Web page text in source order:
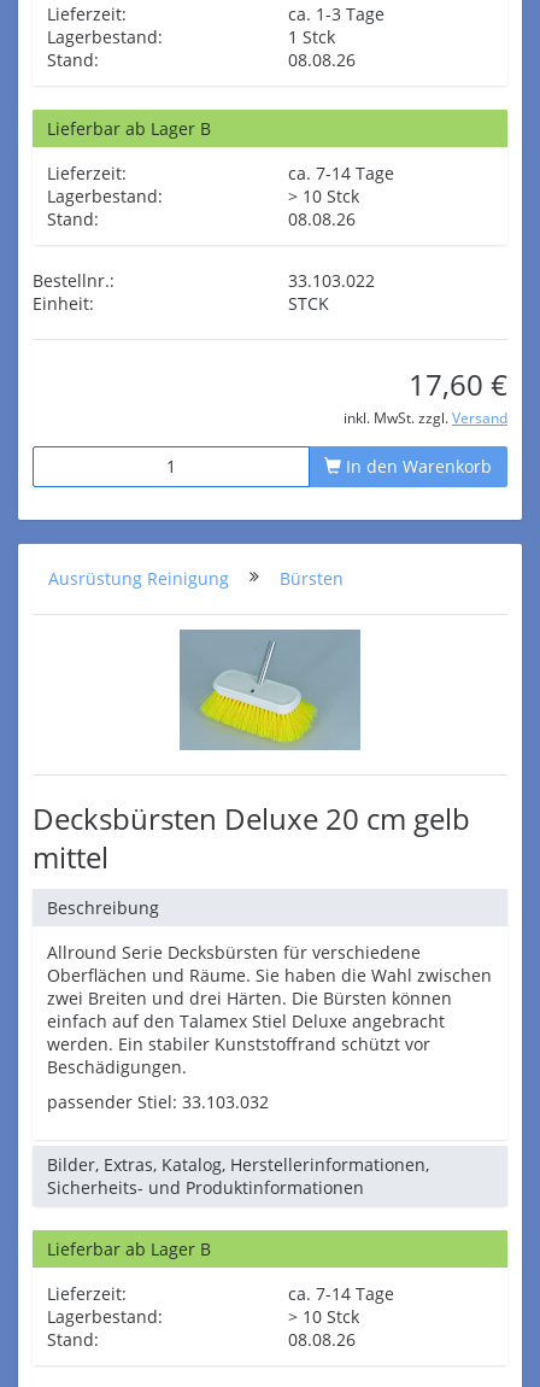
Lieferzeit:
ca. 1-3 Tage
Lagerbestand:
1 Stck
Stand:
08.08.26
Lieferbar ab Lager B
Lieferzeit:
ca. 7-14 Tage
Lagerbestand:
> 10 Stck
Stand:
08.08.26
Bestellnr.:
33.103.022
Einheit:
STCK
17,60 €
inkl. MwSt. zzgl. Versand
In den Warenkorb
Ausrüstung Reinigung Bürsten
Decksbürsten Deluxe 20 cm gelb
mittel
Beschreibung
Allround Serie Decksbürsten für verschiedene
Oberflächen und Räume. Sie haben die Wahl zwischen
zwei Breiten und drei Härten. Die Bürsten können
einfach auf den Talamex Stiel Deluxe angebracht
werden. Ein stabiler Kunststoffrand schützt vor
Beschädigungen.
passender Stiel: 33.103.032
Bilder, Extras, Katalog, Herstellerinformationen,
Sicherheits- und Produktinformationen
Lieferbar ab Lager B
Lieferzeit:
ca. 7-14 Tage
Lagerbestand:
> 10 Stck
Stand:
08.08.26